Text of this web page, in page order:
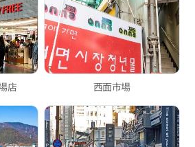
店 西面市場